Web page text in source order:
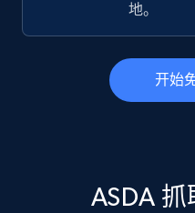
Instagram - Profiles
Account, Fbid, ID,
business account, Is
地。
开始
ASDA